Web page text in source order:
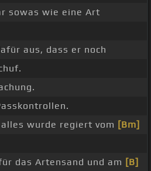
sowas wie eine Art
aus, dass er noch
wurde regiert vom [Bm]
das Artensand und am [B]